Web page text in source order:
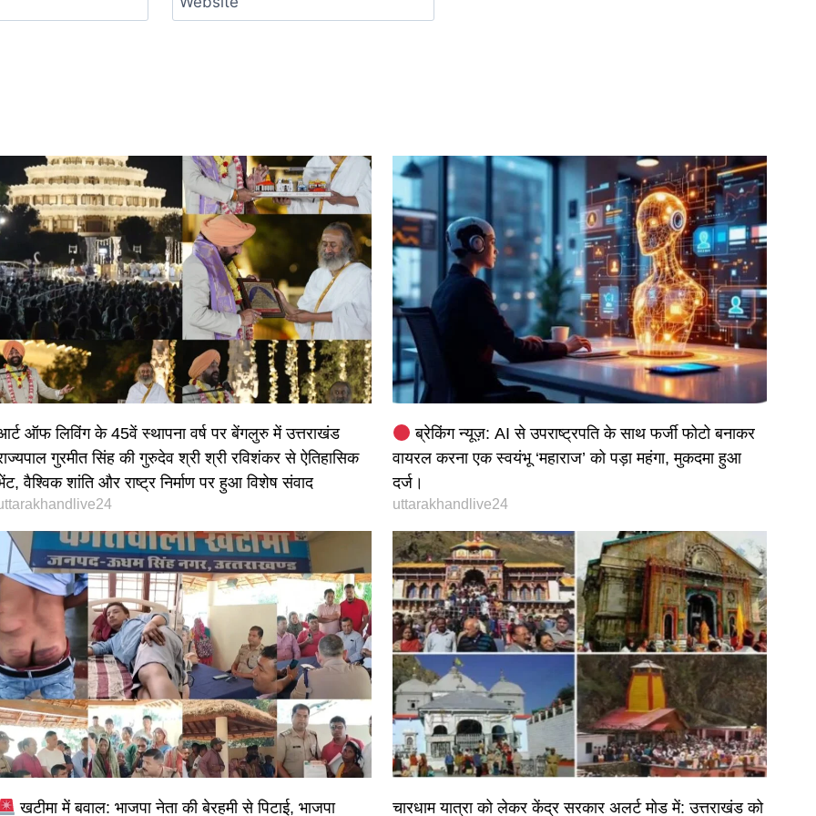
ऑफ लिविंग के 45वें स्थापना वर्ष पर बेंगलुरु में उत्तराखंड
गुरमीत सिंह की गुरुदेव श्री श्री रविशंकर से ऐतिहासिक
वैश्विक शांति और राष्ट्र निर्माण पर हुआ विशेष संवाद
ब्रेकिंग न्यूज़: AI से उपराष्ट्रपति के साथ फर्जी फोटो बनाकर
वायरल करना एक स्वयंभू ‘महाराज’ को पड़ा महंगा, मुकदमा हुआ
दर्ज।
uttarakhandlive24
खटीमा में बवाल: भाजपा नेता की बेरहमी से पिटाई, भाजपा चारधाम यात्रा को लेकर केंद्र सरकार अलर्ट मोड में: उत्तराखंड को